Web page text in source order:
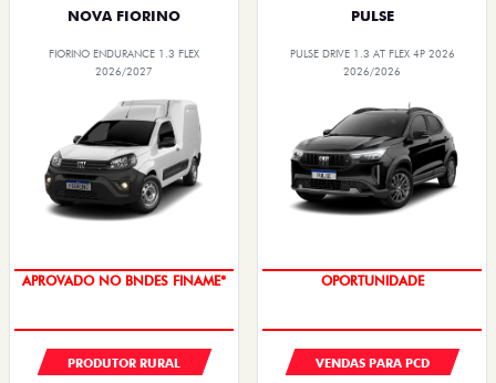
NOVA FIORINO
FIORINO ENDURANCE 1.3 FLEX
2026/2027
APROVADO NO BNDES FINAME*
PRODUTOR RURAL
PULSE
PULSE DRIVE 1.3 AT FLEX 4P 2026
2026/2026
OPORTUNIDADE
VENDAS PARA PCD